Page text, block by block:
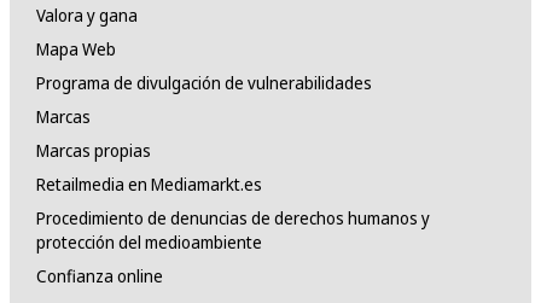
Valora y gana
Mapa Web
Programa de divulgación de vulnerabilidades
Marcas
Marcas propias
Retailmedia en Mediamarkt.es
Procedimiento de denuncias de derechos humanos y
protección del medioambiente
Confianza online